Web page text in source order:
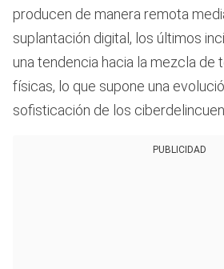
producen de manera remota
suplantación digital, los últimos
una tendencia hacia la mezcla de
físicas, lo que supone una
sofisticación de los
PUBLICIDAD